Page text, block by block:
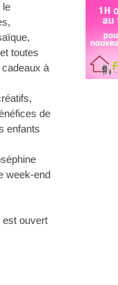
le
toutes
à
de
enfants
week-end
est ouvert